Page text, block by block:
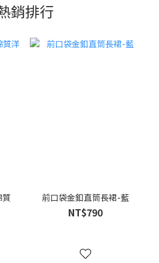
銷排行
質
前口袋金釦直筒長裙-藍
NT$790